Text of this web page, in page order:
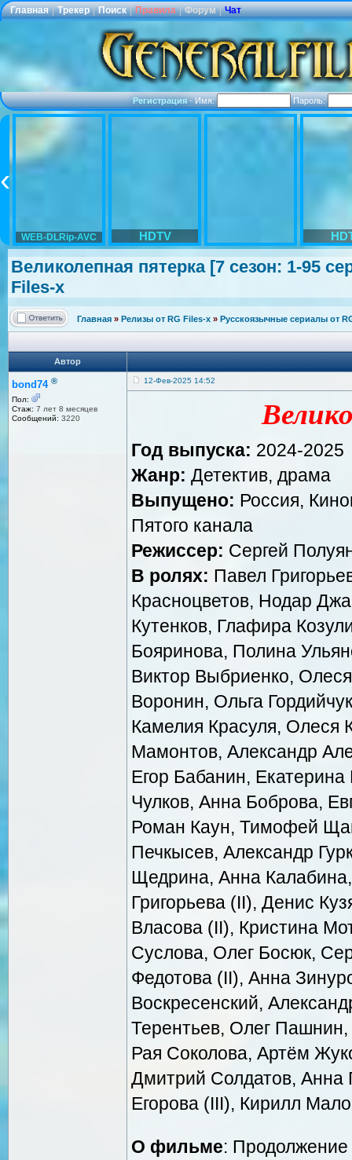
Главная | Трекер | Поиск | Правила | Форум | Чат
Регистрация·Имя: Пароль:
WEB-DLRip-AVC HDTV
Великолепная пятерка [7 сезон: 1-95
Files-x
Главная » Релизы от RG Files-x » Русскоязычные сериалы от
Автор
bond74 ®
Пол:
Стаж: 7 лет 8 месяцев
Сообщений: 3220
12-Фев-2025 14:52
Год выпуска: 2024-2025
Жанр: Детектив, драма
Выпущено: Россия,
Пятого канала
Режиссер: Сергей
В ролях: Павел
Красноцветов, Нодар
Кутенков, Глафира
Бояринова, Полина
Виктор Выбриенко,
Воронин, Ольга
Камелия Красуля, Олеся
Мамонтов, Александр
Егор Бабанин,
Чулков, Анна Боброва,
Роман Каун, Тимофей
Печкысев, Александр
Щедрина, Анна
Григорьева (II), Денис
Власова (II), Кристина
Суслова, Олег Босюк,
Федотова (II), Анна
Воскресенский,
Терентьев, Олег Пашнин,
Рая Соколова, Артём
Дмитрий Солдатов,
Егорова (III), Кирилл
О фильме: Продолжение